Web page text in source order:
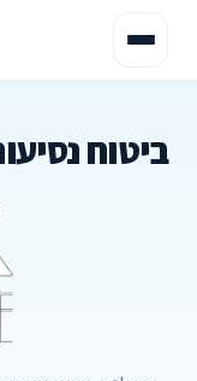
ביטוח